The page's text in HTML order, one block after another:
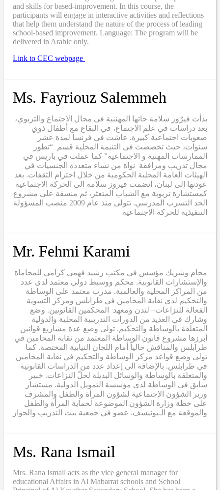
and skills for based-improvement. In this course, the
participants will engage in interactive activities and reflections
that help them understand the nature of the process of leading
school-based improvement. Language: The program will be
delivered in Arabic only.
Link to CEC webpage
Ms. Fayriouz Salemmeh
بدأت فيرٌوز سلامة حاتها المهننية في مجال الاجتماع والتربوي،
بعد دراسات في علم الاجتماع، في البقاع مع أطفال ذوي
صعوبات اجتماعية كبيرة. عاشت في فرنسا لمدة عشر
سنوات، حيث تخصصت في التنيمة المحلية قسم “تطور
الممارسات المهنية و الاجتماعية” كما عملت في باريس في
مجال تدريب ومرافقة نواة من نساء متعددة الجنسيات في
الهيئات العامة المحلية الحكومية من خلال احترام الثقفات. بعد
عودتها إلى لبنان، انضمت فيروز سلامة الى الحركة الاجتماعية
كمستشارة تربوية مع الشباب المتعثر، ثم منسقة على مشروع
الحد التسرب المدرسي. تتولى منذ عام 2009 منصب المسؤولة
التنفيذية للحركة الاجتماعية
Mr. Fehmi Karami
محام وشريك مؤسس في مكتب رشيد فهمي كرامي للمحاماة
والإستشارات القانونية. محكم ووسيط دولي معتمد لدى عدد
من المراكز المحلية والعالمية. مدرب معتمد على الوساطة
والتحكيم لدى نقابة المحامين في طرابلس ومركز التسوية
الفعالة للنزاعات– لندن ومعهد المحكمين القانونين. وضع
وشارك في العديد من الدورات التدريبية المحلية والدولية
المتعلقة بالوساطة والتحكيم. تولى وضع عدة مشاريع قوانين
أبرزها مشروع قانون الوساطة المعتمد من نقابة المحامين في
طرابلس والمناقش حالياً أمام اللجان النيابية المختصة. كما
تولى وضع قواعد مركز الوساطة والتحكيم في نقابة المحامين
في طرابلس. بالإضافة الى إعداد عدد من الدراسات القانونية
والمتعلقة بالوساطة والوسائل البديلة لحلّ النزاعات. خبير
سابق في الوساطة لدى مؤسسة التمويل الدولية. مستشار
وزير الشؤون الإجتماعية لشؤون المرأة والطفل والمشرف
على خطة وزارة الشؤون الموضوعة لحماية المرأة والطفل
والموقعة مع الـيونيسف. عضو في جمعية بيت التدريب والحوار
Ms. Rana Ismail
Mrs. Rana Ismail acts as the vice general manager for
educational Affairs in Al Mabarrat schools and School